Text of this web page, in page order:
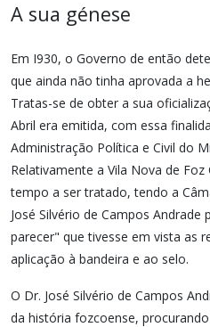
A sua génese
Em I930, o Governo de então
que ainda não tinha aprovada a
Tratas-se de obter a sua
Abril era emitida, com essa
Administração Política e Civil do
Relativamente a Vila Nova de
tempo a ser tratado, tendo a
José Silvério de Campos Andrade
parecer" que tivesse em vista as
aplicação à bandeira e ao selo.
O Dr. José Silvério de Campos
da história fozcoense,